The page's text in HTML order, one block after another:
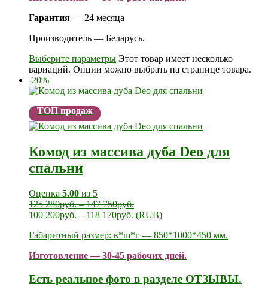
Гарантия — 24 месяца
Производитель — Беларусь.
Выберите параметры Этот товар имеет несколько
вариаций. Опции можно выбрать на странице товара.
-20%
ТОП продаж
Комод из массива дуба Deo для
спальни
Оценка 5.00 из 5
125 280руб.–147 750руб.
100 200руб. – 118 170руб. (RUB)
Габаритный размер: в*ш*г — 850*1000*450 мм.
Изготовление — 30-45 рабочих дней.
Есть реальное фото в разделе ОТЗЫВЫ.